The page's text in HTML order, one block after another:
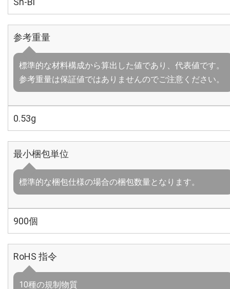
参考重量
標準的な材料構成から算出した値であり、代表値です。
参考重量は保証値ではありませんのでご注意ください。
0.53g
最小梱包単位
標準的な梱包仕様の場合の梱包数量となります。
900個
RoHS 指令
10種の規制物質